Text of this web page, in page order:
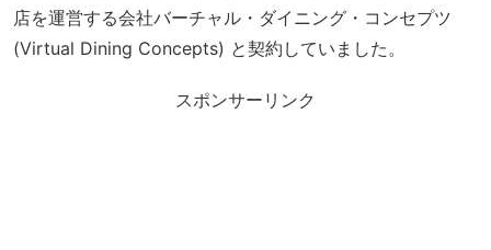
店を運営する会社バーチャル・ダイニング・コンセプツ
(Virtual Dining Concepts) と契約していました。
スポンサーリンク